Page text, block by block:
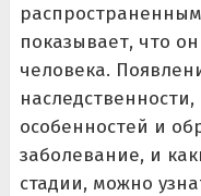
показывает, что
человека.
особенностей и
заболевание, и
стадии, можно